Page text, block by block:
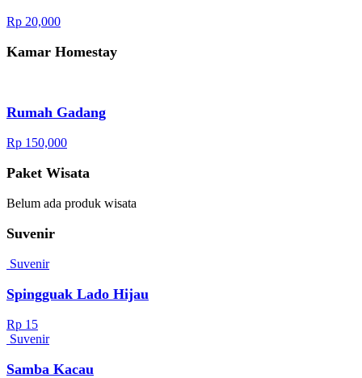
Rp 20,000
Kamar Homestay
Rumah Gadang
Rp 150,000
Paket Wisata
Belum ada produk wisata
Suvenir
Suvenir
Spingguak Lado Hijau
Rp 15
Suvenir
Samba Kacau